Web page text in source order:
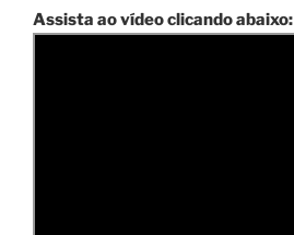
Assista ao vídeo clicando abaixo: